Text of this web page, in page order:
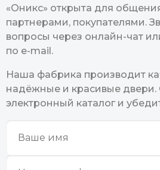
«Оникс» открыта для
партнерами, покупателями.
вопросы через онлайн-чат
по e-mail.
Наша фабрика производит
надёжные и красивые двери.
электронный каталог и